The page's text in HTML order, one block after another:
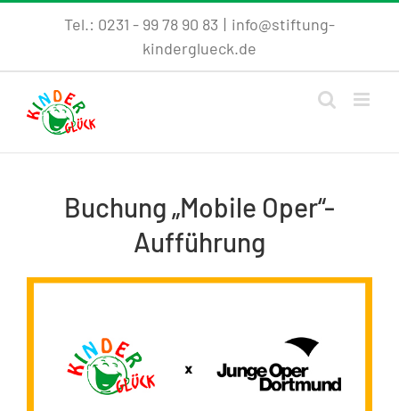
Tel.: 0231 - 99 78 90 83 | info@stiftung-
kinderglueck.de
Buchung „Mobile Oper“-
Aufführung